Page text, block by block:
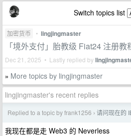
Switch topics list
加密货币 • lingjingmaster
「境外支付」胎教级 Fiat24 注册教
Dec 21, 2025 • Lastly replied by
» More topics by lingjingmaster
lingjingmaster's recent replies
Replied to a topic by frank1256 › 请问现在的
我现在都是走 Web3 的 Neverless